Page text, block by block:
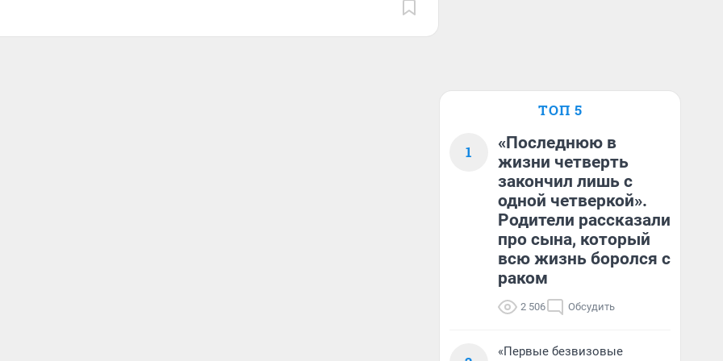
ТОП 5
1
«Последнюю в
жизни четверть
закончил лишь с
одной четверкой».
Родители рассказали
про сына, который
всю жизнь боролся с
раком
2 506 Обсудить
«Первые безвизовые